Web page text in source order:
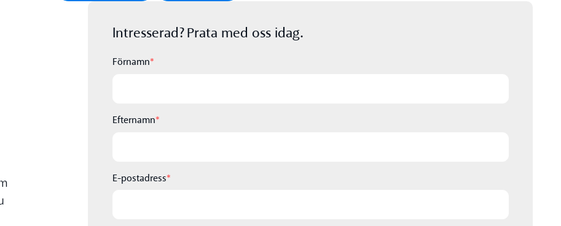
Intresserad? Prata med oss idag.
Förnamn*
Efternamn*
E-postadress*